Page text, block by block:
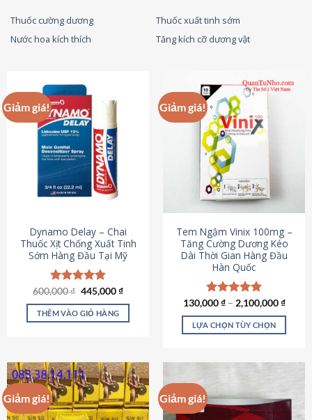
Thuốc cường dương
Thuốc xuất tinh sớm
Nước hoa kích thích
Tăng kích cỡ dương vật
Giảm giá!
Dynamo Delay – Chai
Thuốc Xịt Chống Xuất Tinh
Sớm Hàng Đầu Tại Mỹ
Được xếp
hạng5.00
5 sao
600,000₫ Giá
là:
600,000 ₫.
445,000₫Giá
tại
THÊM VÀO GIỎ HÀNG
Giảm giá!
Tem Ngậm Vinix 100mg –
Tăng Cường Dương Kéo
Dài Thời Gian Hàng Đầu
Hàn Quốc
Được xếp
hạng5.00
5 sao
130,000₫– 2,100,000₫
LỰA CHỌN TÙY CHỌN
nhiều
biến
Giảm giá! Giảm giá!